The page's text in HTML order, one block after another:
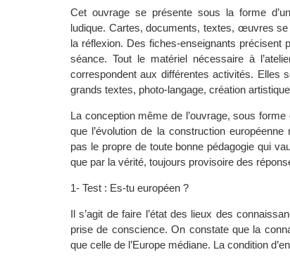
Cet ouvrage se présente sous la forme
ludique. Cartes, documents, textes, œuvres
la réflexion. Des fiches-enseignants précisent
séance. Tout le matériel nécessaire à
correspondent aux différentes activités. Elles
grands textes, photo-langage, création
La conception même de l’ouvrage, sous
que l’évolution de la construction
pas le propre de toute bonne pédagogie qui
que par la vérité, toujours provisoire des
1- Test : Es-tu européen ?
Il s’agit de faire l’état des lieux des
prise de conscience. On constate que la
que celle de l’Europe médiane. La condition